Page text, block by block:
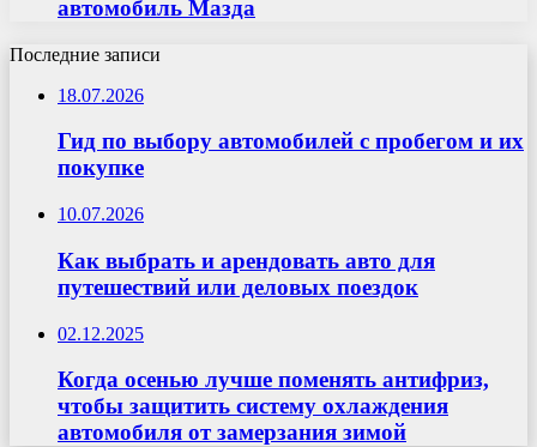
автомобиль Мазда
Последние записи
18.07.2026
Гид по выбору автомобилей с пробегом и их
покупке
10.07.2026
Как выбрать и арендовать авто для
путешествий или деловых поездок
02.12.2025
Когда осенью лучше поменять антифриз,
чтобы защитить систему охлаждения
автомобиля от замерзания зимой